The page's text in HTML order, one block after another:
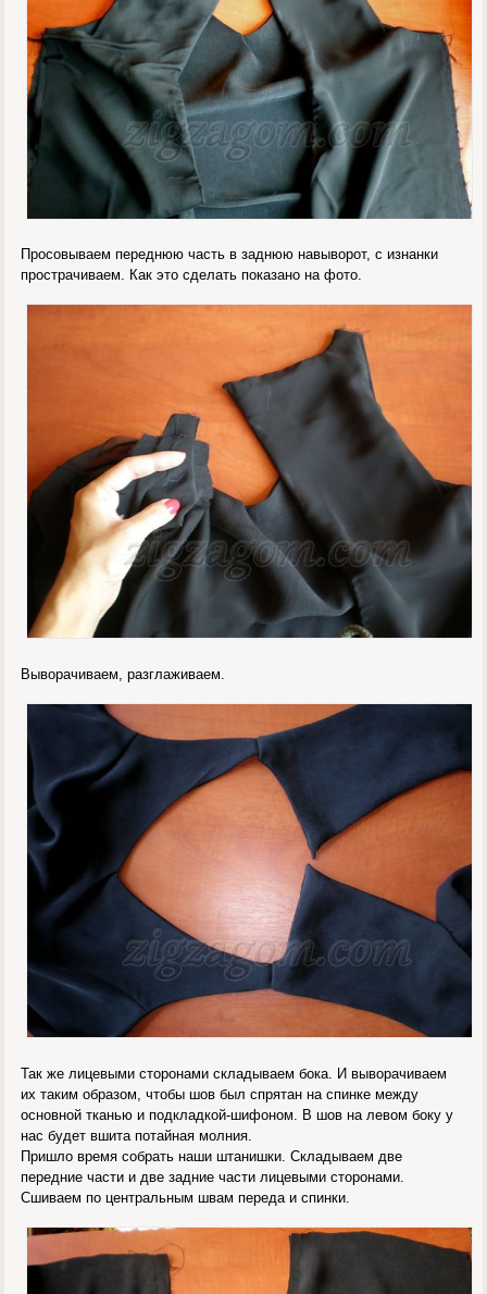
Просовываем переднюю часть в заднюю навыворот, с изнанки
прострачиваем. Как это сделать показано на фото.
Выворачиваем, разглаживаем.
Так же лицевыми сторонами складываем бока. И выворачиваем
их таким образом, чтобы шов был спрятан на спинке между
основной тканью и подкладкой-шифоном. В шов на левом боку у
нас будет вшита потайная молния.
Пришло время собрать наши штанишки. Складываем две
передние части и две задние части лицевыми сторонами.
Сшиваем по центральным швам переда и спинки.